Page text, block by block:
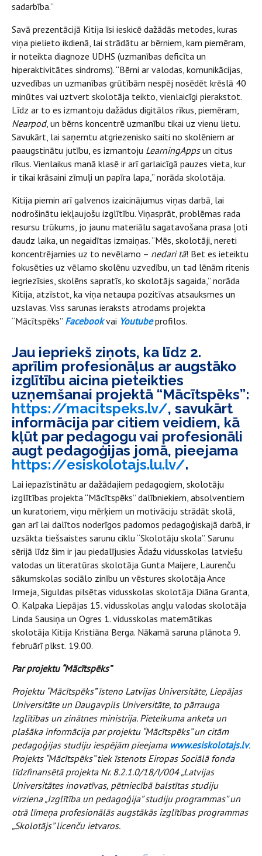
sadarbība.”
Savā prezentācijā Kitija īsi ieskicē dažādās metodes, kuras
viņa pielieto ikdienā, lai strādātu ar bērniem, kam piemēram,
ir noteikta diagnoze UDHS (uzmanības deficīta un
hiperaktivitātes sindroms). “Bērni ar valodas, komunikācijas,
uzvedības un uzmanības grūtībām nespēj nosēdēt krēslā 40
minūtes vai uztvert skolotāja teikto, vienlaicīgi pierakstot.
Līdz ar to es izmantoju dažādus digitālos rīkus, piemēram,
Nearpod, un bērns koncentrē uzmanību tikai uz vienu lietu.
Savukārt, lai saņemtu atgriezenisko saiti no skolēniem ar
paaugstinātu jutību, es izmantoju LearningAppsun citus
rīkus. Vienlaikus manā klasē ir arī garlaicīgā pauzes vieta, kur
ir tikai krāsaini zīmuļi un papīra lapa,” norāda skolotāja.
Kitija piemin arī galvenos izaicinājumus viņas darbā, lai
nodrošinātu iekļaujošu izglītību. Viņasprāt, problēmas rada
resursu trūkums, jo jaunu materiālu sagatavošana prasa ļoti
daudz laika, un negaidītas izmaiņas. “Mēs, skolotāji, nereti
koncentrējamies uz to nevēlamo – nedari tā! Bet es ieteiktu
fokusēties uz vēlamo skolēnu uzvedību, un tad lēnām ritenis
iegriezīsies, skolēns sapratīs, ko skolotājs sagaida,” norāda
Kitija, atzīstot, ka viņa netaupa pozitīvas atsauksmes un
uzslavas. Viss sarunas ieraksts atrodams projekta
“Mācītspēks” Facebook vai Youtubeprofilos.
Jau iepriekš ziņots, ka līdz 2.
aprīlim profesionāļus ar augstāko
izglītību aicina pieteikties
uzņemšanai projektā “Mācītspēks”:
https://macitspeks.lv/, savukārt
informācija par citiem veidiem, kā
kļūt par pedagogu vai profesionāli
augt pedagoģijas jomā, pieejama
https://esiskolotajs.lu.lv/.
Lai iepazīstinātu ar dažādajiem pedagogiem, skolotāju
izglītības projekta “Mācītspēks” dalībniekiem, absolventiem
un kuratoriem, viņu mērķiem un motivāciju strādāt skolā,
gan arī lai dalītos noderīgos padomos pedagoģiskajā darbā, ir
uzsākta tiešsaistes sarunu ciklu “Skolotāju skola”. Sarunu
sērijā līdz šim ir jau piedalījusies Ādažu vidusskolas latviešu
valodas un literatūras skolotāja Gunta Maijere, Laurenču
sākumskolas sociālo zinību un vēstures skolotāja Ance
Irmeja, Siguldas pilsētas vidusskolas skolotāja Diāna Granta,
O. Kalpaka Liepājas 15. vidusskolas angļu valodas skolotāja
Linda Sausiņa un Ogres 1. vidusskolas matemātikas
skolotāja Kitija Kristiāna Berga. Nākamā saruna plānota 9.
februārī plkst. 19.00.
Par projektu “Mācītspēks”
Projektu “Mācītspēks” īsteno Latvijas Universitāte, Liepājas
Universitāte un Daugavpils Universitāte, to pārrauga
Izglītības un zinātnes ministrija. Pieteikuma anketa un
plašāka informācija par projektu “Mācītspēks” un citām
pedagoģijas studiju iespējām pieejama www.esiskolotajs.lv.
Projekts “Mācītspēks” tiek īstenots Eiropas Sociālā fonda
līdzfinansētā projekta Nr. 8.2.1.0/18/I/004 „Latvijas
Universitātes inovatīvas, pētniecībā balstītas studiju
virziena „Izglītība un pedagoģija” studiju programmas” un
otrā līmeņa profesionālās augstākās izglītības programmas
„Skolotājs” licenču ietvaros.